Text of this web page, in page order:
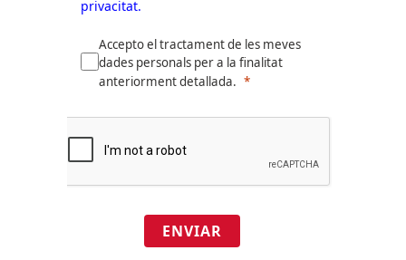
privacitat.
Accepto el tractament de les meves
dades personals per a la finalitat
anteriorment detallada.
ENVIAR